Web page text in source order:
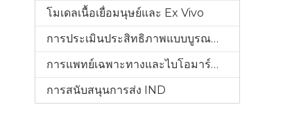
โมเดลเนื้อเยื่อมนุษย์และ Ex Vivo
การประเมินประสิทธิภาพแบบบูรณาการ
การแพทย์เฉพาะทางและไบโอมาร์คเกอร์
การสนับสนุนการส่ง IND